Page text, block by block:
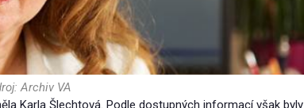
Archiv VA
Karla Šlechtová. Podle dostupných informací však byly